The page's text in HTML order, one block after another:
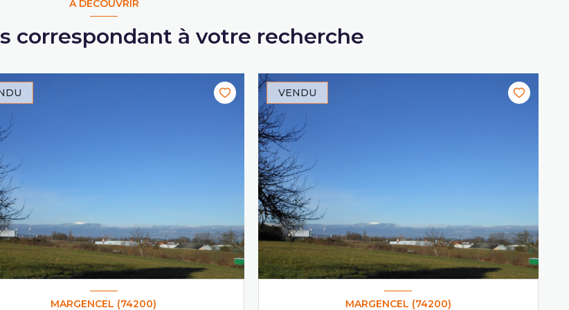
A DÉCOUVRIR
correspondant à votre recherche
MARGENCEL (74200)
VENDU
MARGENCEL (74200)